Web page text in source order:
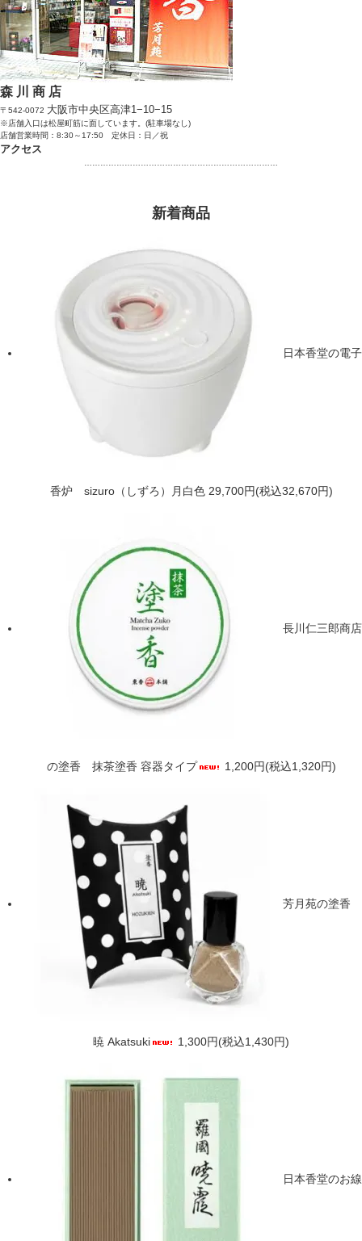
森 川 商 店
〒542-0072 大阪市中央区高津1−10−15
※店舗入口は松屋町筋に面しています。(駐車場なし)
店舗営業時間：8:30～17:50 定休日：日／祝
アクセス
新着商品
日本香堂の電子
香炉 sizuro（しずろ）月白色 29,700円(税込32,670円)
長川仁三郎商店
の塗香 抹茶塗香 容器タイプ 1,200円(税込1,320円)
芳月苑の塗香
暁 Akatsuki 1,300円(税込1,430円)
日本香堂のお線